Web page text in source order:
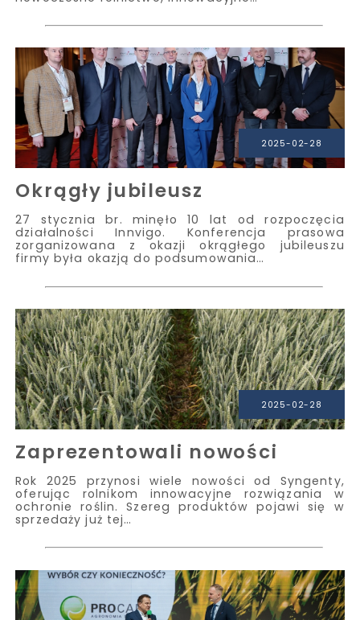
Okrągły jubileusz
27 stycznia br. minęło 10 lat od rozpoczęcia
działalności Innvigo. Konferencja prasowa
zorganizowana z okazji okrągłego jubileuszu
firmy była okazją do podsumowania…
Zaprezentowali nowości
Rok 2025 przynosi wiele nowości od Syngenty,
oferując rolnikom innowacyjne rozwiązania w
ochronie roślin. Szereg produktów pojawi się w
sprzedaży już tej…